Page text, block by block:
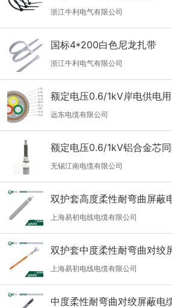
浙江牛利电气有限公司
国标4*200白色尼龙扎带
浙江牛利电气有限公司
额定电压0.6/1kV岸电供电
远东电缆有限公司
额定电压0.6/1kV铝合金芯
无锡江南电缆有限公司
双护套高度柔性耐弯曲屏蔽
上海易初电线电缆有限公司
双护套中度柔性耐弯曲对绞
上海易初电线电缆有限公司
中度柔性耐弯曲对绞屏蔽电